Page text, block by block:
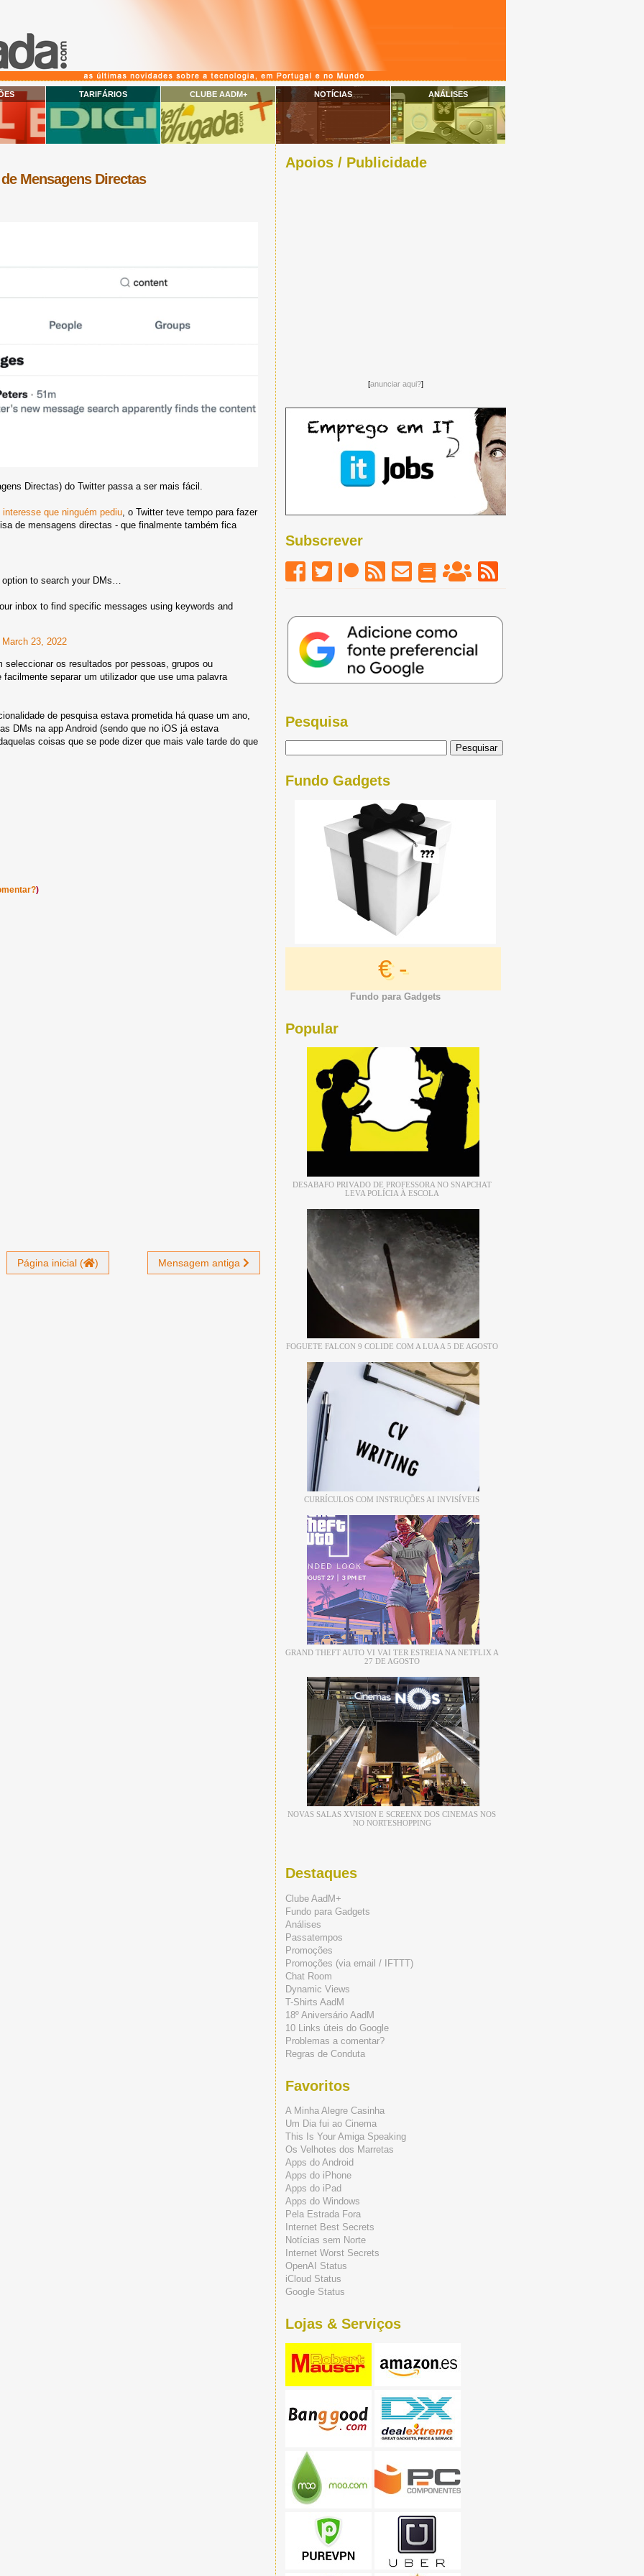
TARIFÁRIOS CLUBE AADM+ NOTÍCIAS ANÁLISES
Mensagens Directas
Directas) do Twitter passa a ser mais fácil.
interesse que ninguém pediu, o Twitter teve tempo para fazer
de mensagens directas - que finalmente também fica
option to search your DMs…
inbox to find specific messages using keywords and
March 23, 2022
seleccionar os resultados por pessoas, grupos ou
separar um utilizador que use uma palavra
de pesquisa estava prometida há quase um ano,
DMs na app Android (sendo que no iOS já estava
coisas que se pode dizer que mais vale tarde do que
)
Mensagem antiga
Página inicial ( )
Apoios / Publicidade
[anunciar aqui?]
Subscrever
Pesquisa
Fundo Gadgets
€ -
Fundo para Gadgets
Popular
DESABAFO PRIVADO DE PROFESSORA NO SNAPCHAT
LEVA POLÍCIA À ESCOLA
FOGUETE FALCON 9 COLIDE COM A LUA A 5 DE AGOSTO
CURRÍCULOS COM INSTRUÇÕES AI INVISÍVEIS
GRAND THEFT AUTO VI VAI TER ESTREIA NA NETFLIX A
27 DE AGOSTO
NOVAS SALAS XVISION E SCREENX DOS CINEMAS NOS
NO NORTESHOPPING
Destaques
Clube AadM+
Fundo para Gadgets
Análises
Passatempos
Promoções
Promoções (via email / IFTTT)
Chat Room
Dynamic Views
T-Shirts AadM
18º Aniversário AadM
10 Links úteis do Google
Problemas a comentar?
Regras de Conduta
Favoritos
A Minha Alegre Casinha
Um Dia fui ao Cinema
This Is Your Amiga Speaking
Os Velhotes dos Marretas
Apps do Android
Apps do iPhone
Apps do iPad
Apps do Windows
Pela Estrada Fora
Internet Best Secrets
Notícias sem Norte
Internet Worst Secrets
OpenAI Status
iCloud Status
Google Status
Lojas & Serviços